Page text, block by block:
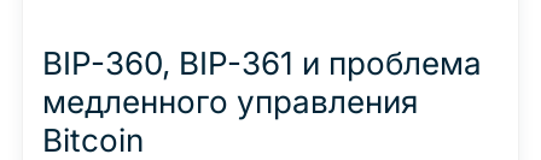
BIP-360, BIP-361 и проблема
медленного управления
Bitcoin